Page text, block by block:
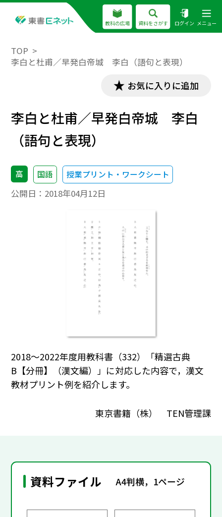
教科の広場 資料をさがす ログイン メニュー
TOP
李白と杜甫／早発白帝城 李白（語句と表現）
お気に入りに追加
李白と杜甫／早発白帝城 李白
（語句と表現）
高 国語 授業プリント・ワークシート
公開日： 2018年04月12日
2018～2022年度用教科書（332）「精選古典
B【分冊】（漢文編）」に対応した内容で，漢文
教材プリント例を紹介します。
東京書籍（株） TEN管理課
資料ファイル A4判横，1ページ